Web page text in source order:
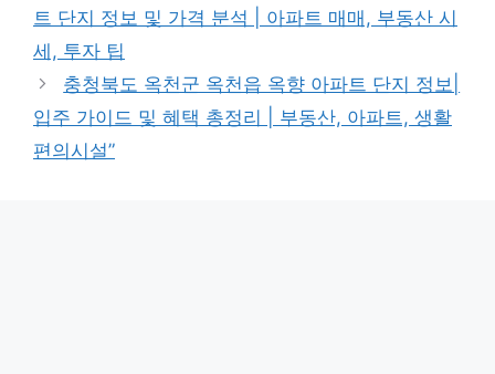
트 단지 정보 및 가격 분석 | 아파트 매매, 부동산 시
세, 투자 팁
충청북도 옥천군 옥천읍 옥향 아파트 단지 정보|
입주 가이드 및 혜택 총정리 | 부동산, 아파트, 생활
편의시설”